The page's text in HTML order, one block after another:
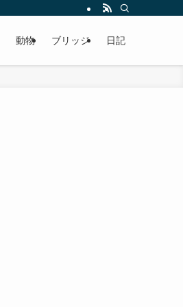
動物 ブリッジ 日記